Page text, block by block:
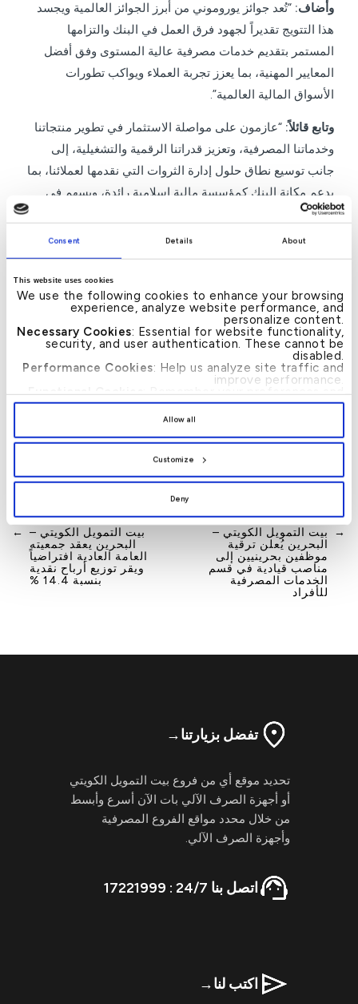
Consent Details About
This website uses cookies
We use the following cookies to enhance your browsing
experience, analyze website performance, and
personalize content.
Necessary Cookies: Essential for website functionality,
security, and user authentication. These cannot be
disabled.
Performance Cookies: Help us analyze site traffic and
improve performance.
Functional Cookies: Remember your preferences and
enhance user experience.
, you provide explicit consent to
preferences by clicking[Customize].
Allow all
Customize
Deny
وأضاف: “تُعد جوائز يوروموني من أبرز الجوائز العالمية ويجسد
هذا التتويج تقديراً لجهود فرق العمل في البنك والتزامها
المستمر بتقديم خدمات مصرفية عالية المستوى وفق أفضل
المعايير المهنية، بما يعزز تجربة العملاء ويواكب تطورات
الأسواق المالية العالمية”.
وتابع قائلاً: “عازمون على مواصلة الاستثمار في تطوير منتجاتنا
وخدماتنا المصرفية، وتعزيز قدراتنا الرقمية والتشغيلية، إلى
جانب توسيع نطاق حلول إدارة الثروات التي نقدمها لعملائنا، بما
يدعم مكانة البنك كمؤسسة مالية إسلامية رائدة، ويسهم في
ترسيخ موقع مملكة البحرين كمركز إقليمي متقدم للصيرفة
الإسلامية”.
المتواصلة التزامه بمواصلة تطوير خدماته المصرفية بما يعزز
قدرته على تقديم قيمة حقيقية لعملائه، ويدعم رؤيته طويلة الأمد
في تحقيق التميز المستدام وترسيخ مكانته كمؤسسة مالية
إسلامية رائدة على المستويين الإقليمي والدولي.
Post
navigation
← بيت التمويل الكويتي –
البحرين يعقد جمعيته
العامة العادية افتراضياً
ويقر توزيع أرباح نقدية
بنسبة 14.4 %
بيت التمويل الكويتي –
البحرين يُعلن ترقية
موظفين بحرينيين إلى
مناصب قيادية في قسم
الخدمات المصرفية
للأفراد
→
تفضل بزيارتنا→
تحديد موقع أي من فروع بيت التمويل الكويتي
أو أجهزة الصرف الآلي بات الآن أسرع وأبسط
من خلال محدد مواقع الفروع المصرفية
وأجهزة الصرف الآلي.
اتصل بنا 24/7 : 17221999
اكتب لنا→